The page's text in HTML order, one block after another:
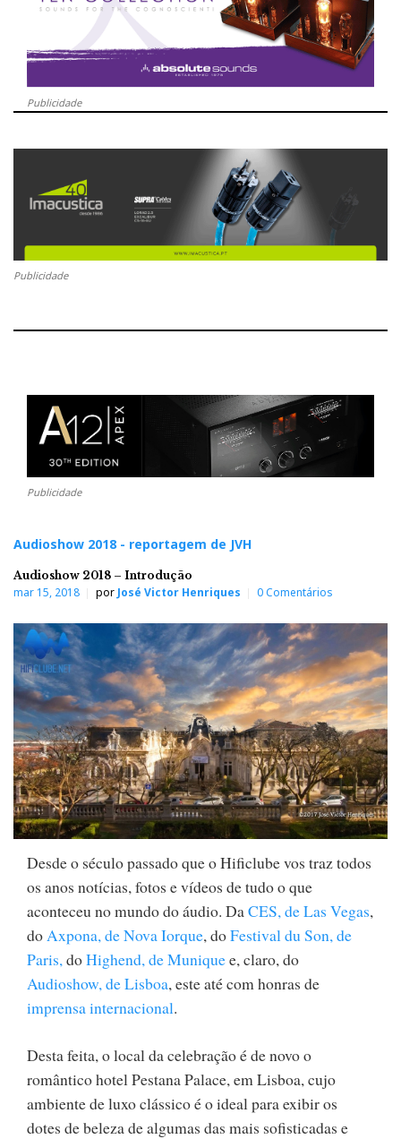
Publicidade
Publicidade
Publicidade
Audioshow 2018 - reportagem de JVH
Audioshow 2018 – Introdução
mar 15, 2018 por José Victor Henriques 0 Comentários
Desde o século passado que o Hificlube vos traz todos
os anos notícias, fotos e vídeos de tudo o que
aconteceu no mundo do áudio. DaCES, de Las Vegas,
doAxpona, de Nova Iorque, doFestival du Son, de
Paris,doHighend, de Muniquee, claro, do
Audioshow, de Lisboa, este até com honras de
imprensa internacional.
Desta feita, o local da celebração é de novo o
romântico hotel Pestana Palace, em Lisboa, cujo
ambiente de luxo clássico é o ideal para exibir os
dotes de beleza de algumas das mais sofisticadas e